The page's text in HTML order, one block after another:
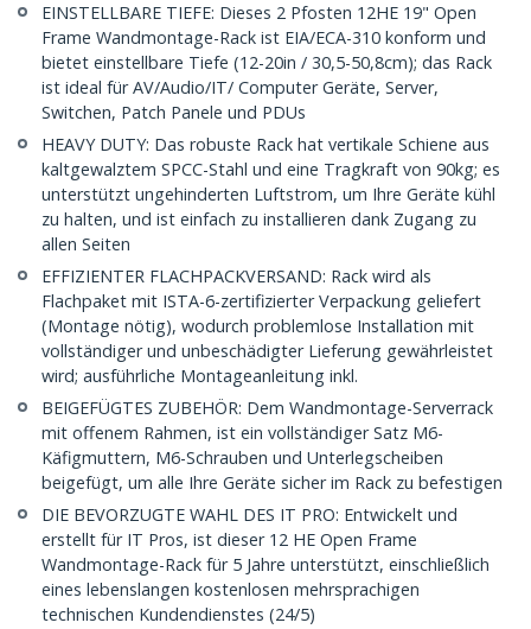
EINSTELLBARE TIEFE: Dieses 2 Pfosten 12HE 19" Open
Frame Wandmontage-Rack ist EIA/ECA-310 konform und
bietet einstellbare Tiefe (12-20in / 30,5-50,8cm); das Rack
ist ideal für AV/Audio/IT/ Computer Geräte, Server,
Switchen, Patch Panele und PDUs
HEAVY DUTY: Das robuste Rack hat vertikale Schiene aus
kaltgewalztem SPCC-Stahl und eine Tragkraft von 90kg; es
unterstützt ungehinderten Luftstrom, um Ihre Geräte kühl
zu halten, und ist einfach zu installieren dank Zugang zu
allen Seiten
EFFIZIENTER FLACHPACKVERSAND: Rack wird als
Flachpaket mit ISTA-6-zertifizierter Verpackung geliefert
(Montage nötig), wodurch problemlose Installation mit
vollständiger und unbeschädigter Lieferung gewährleistet
wird; ausführliche Montageanleitung inkl.
BEIGEFÜGTES ZUBEHÖR: Dem Wandmontage-Serverrack
mit offenem Rahmen, ist ein vollständiger Satz M6-
Käfigmuttern, M6-Schrauben und Unterlegscheiben
beigefügt, um alle Ihre Geräte sicher im Rack zu befestigen
DIE BEVORZUGTE WAHL DES IT PRO: Entwickelt und
erstellt für IT Pros, ist dieser 12 HE Open Frame
Wandmontage-Rack für 5 Jahre unterstützt, einschließlich
eines lebenslangen kostenlosen mehrsprachigen
technischen Kundendienstes (24/5)